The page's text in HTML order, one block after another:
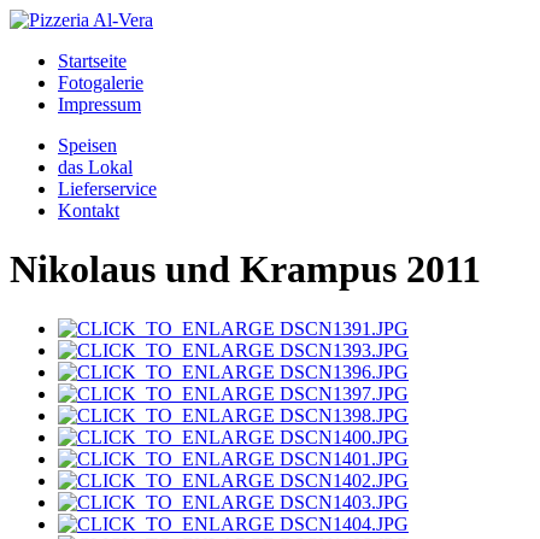
Startseite
Fotogalerie
Impressum
Speisen
das Lokal
Lieferservice
Kontakt
Nikolaus und Krampus 2011